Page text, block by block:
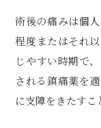
術後の痛みは個
程度またはそれ
じやすい時期で
される鎮痛薬を
に支障をきたすこ